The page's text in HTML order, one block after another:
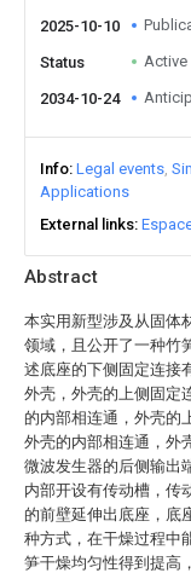
Abstract
本实用新型涉及从固体
领域，且公开了一种竹
述底座的下侧固定连接
外壳，外壳的上侧固定
的内部相连通，外壳的
外壳的内部相连通，外
微波发生器的后侧输出
内部开设有传动槽，传
的前壁延伸出底座，底
种方式，在干燥过程中
笋干燥均匀性得到提高
2025-10-10
Status Active
2034-10-24
Info Legal events
Applications
External links